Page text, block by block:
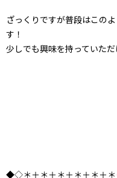
ざっくりですが普段はこの
す！
少しでも興味を持っていた
◆◇＊＋＊＋＊＋＊＋＊＋